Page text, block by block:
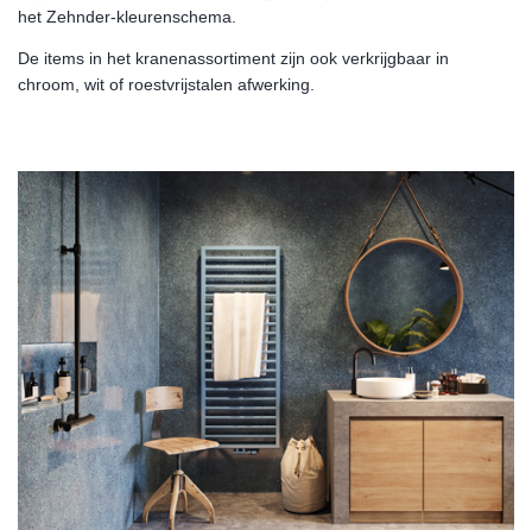
het Zehnder-kleurenschema.
De items in het kranenassortiment zijn ook verkrijgbaar in
chroom, wit of roestvrijstalen afwerking.